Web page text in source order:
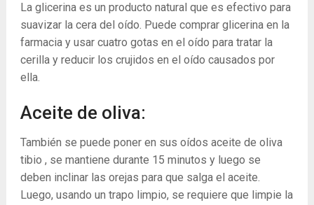
La glicerina es un producto natural que es efectivo para
suavizar la cera del oído. Puede comprar glicerina en la
farmacia y usar cuatro gotas en el oído para tratar la
cerilla y reducir los crujidos en el oído causados ​​por
ella.
Aceite de oliva:
También se puede poner en sus oídos aceite de oliva
tibio , se mantiene durante 15 minutos y luego se
deben inclinar las orejas para que salga el aceite.
Luego, usando un trapo limpio, se requiere que limpie la